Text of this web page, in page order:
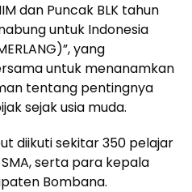
dan Puncak BLK tahun
untuk Indonesia
yang
untuk menanamkan
tentang pentingnya
sejak usia muda.
diikuti sekitar 350 pelajar
SMA, serta para kepala
Bombana.